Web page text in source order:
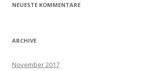
NEUESTE KOMMENTARE
ARCHIVE
November 2017